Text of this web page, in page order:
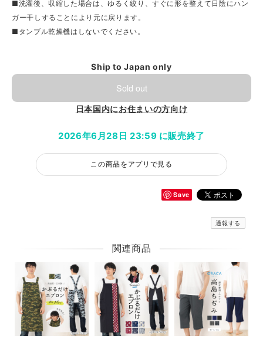
■洗濯後、収縮した場合は、ゆるく絞り、すぐに形を整えて日陰にハン
ガー干しすることにより元に戻ります。
■タンブル乾燥機はしないでください。
Ship to Japan only
Sold out
日本国内にお住まいの方向け
2026年6月28日 23:59 に販売終了
この商品をアプリで見る
Save
通報する
関連商品